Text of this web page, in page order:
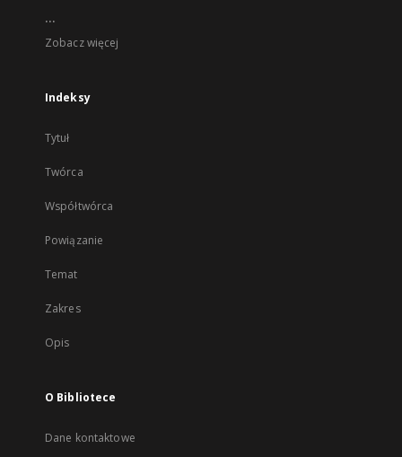
...
Zobacz więcej
Indeksy
Tytuł
Twórca
Współtwórca
Powiązanie
Temat
Zakres
Opis
O Bibliotece
Dane kontaktowe